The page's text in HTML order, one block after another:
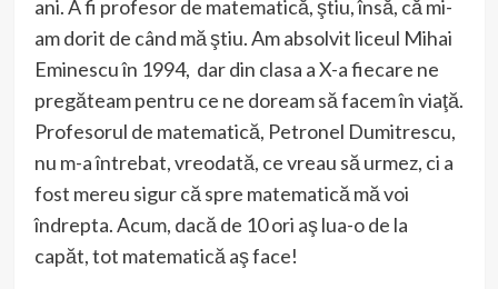
ani. A fi profesor de matematică, ştiu, însă, că mi-
am dorit de când mă ştiu. Am absolvit liceul Mihai
Eminescu în 1994, dar din clasa a X-a fiecare ne
pregăteam pentru ce ne doream să facem în viaţă.
Profesorul de matematică, Petronel Dumitrescu,
nu m-a întrebat, vreodată, ce vreau să urmez, ci a
fost mereu sigur că spre matematică mă voi
îndrepta. Acum, dacă de 10 ori aş lua-o de la
capăt, tot matematică aş face!